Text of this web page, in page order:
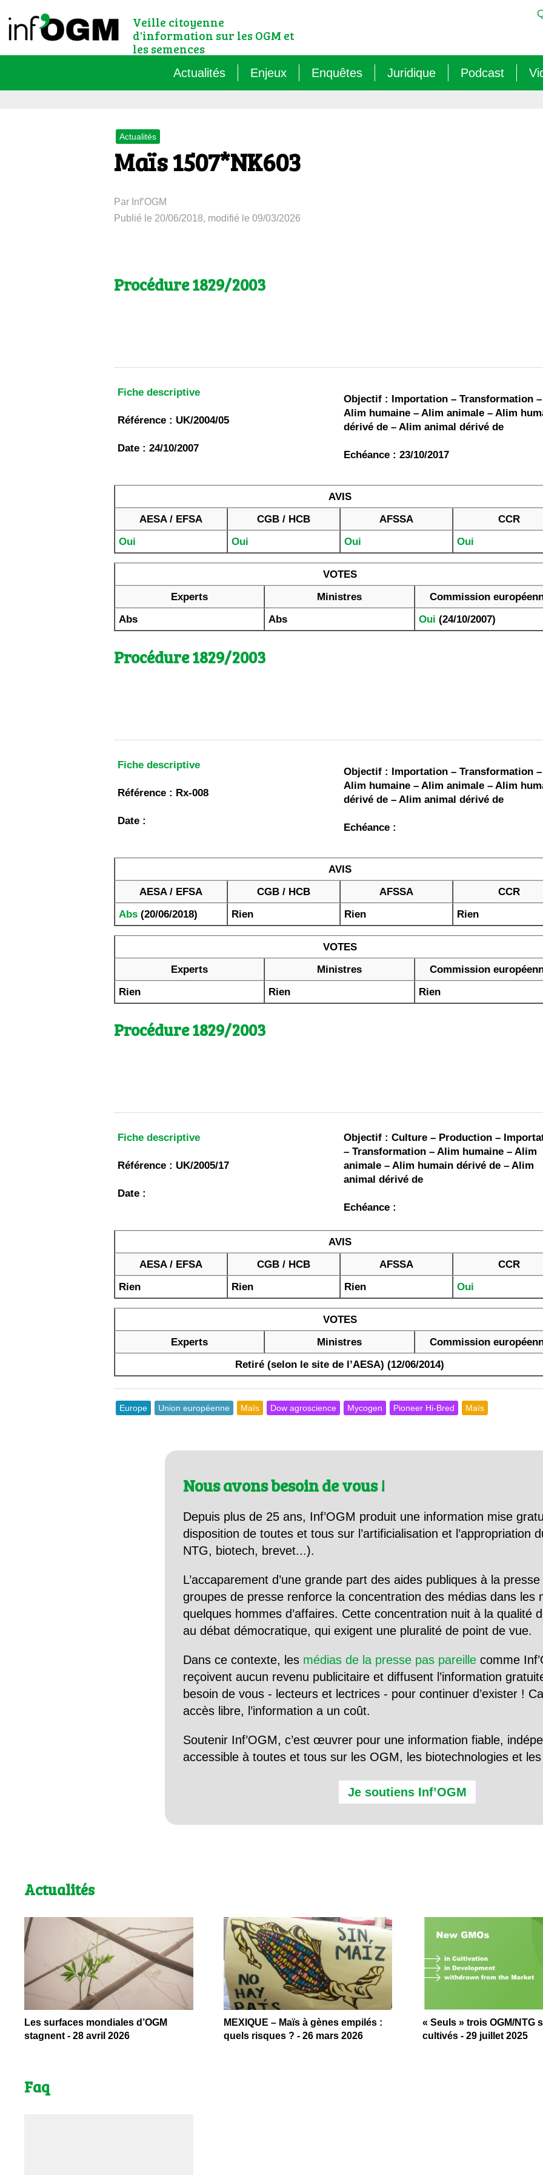
Veille citoyenne
d'information sur les OGM et
les semences
Actualités Enjeux
Le cadre réglementaire européen des OGM
Enquêtes Juridique Podcast
Actualités
Maïs 1507*NK603
Par Inf’OGM
Publié le 20/06/2018, modifié le 09/03/2026
Procédure 1829/2003
Fiche descriptive
Référence : UK/2004/05
Date : 24/10/2007
Objectif : Importation – Transformation –
Alim humaine – Alim animale – Alim
dérivé de – Alim animal dérivé de
Echéance : 23/10/2017
AVIS
AESA / EFSA
CGB / HCB AFSSA
CCR
Oui
Oui Oui Oui
VOTES
Experts
Ministres
Commission
Abs
Abs Oui (24/10/2007)
Procédure 1829/2003
Fiche descriptive
Référence : Rx-008
Date :
Objectif : Importation – Transformation –
Alim humaine – Alim animale – Alim
dérivé de – Alim animal dérivé de
Echéance :
AVIS
AESA / EFSA
CGB / HCB AFSSA
CCR
Abs (20/06/2018) Rien Rien Rien
VOTES
Experts
Ministres
Commission
Rien
Rien Rien
Procédure 1829/2003
Fiche descriptive
Référence : UK/2005/17
Date :
Objectif : Culture – Production –
– Transformation – Alim humaine – Alim
animale – Alim humain dérivé de – Alim
animal dérivé de
Echéance :
AVIS
AESA / EFSA
CGB / HCB AFSSA
CCR
Rien
Rien Rien Oui
VOTES
Experts
Ministres
Commission
Retiré (selon le site de l’AESA) (12/06/2014)
Europe Union européenne Maïs Dow agroscience Mycogen Pioneer Hi-Bred Maïs
Nous avons besoin de vous !
Depuis plus de 25 ans, Inf’OGM produit une information mise
disposition de toutes et tous sur l’artificialisation et l’appropriation
NTG, biotech, brevet...).
L’accaparement d’une grande part des aides publiques à la
groupes de presse renforce la concentration des médias dans les
quelques hommes d’affaires. Cette concentration nuit à la qualité
au débat démocratique, qui exigent une pluralité de point de vue.
Dans ce contexte, les médias de la presse pas pareille comme
reçoivent aucun revenu publicitaire et diffusent l’information
besoin de vous - lecteurs et lectrices - pour continuer d’exister !
accès libre, l’information a un coût.
Soutenir Inf’OGM, c’est œuvrer pour une information fiable,
accessible à toutes et tous sur les OGM, les biotechnologies et
Je soutiens Inf’OGM
Actualités
Les surfaces mondiales d’OGM
stagnent - 28 avril 2026
MEXIQUE – Maïs à gènes empilés :
quels risques ? - 26 mars 2026
« Seuls » trois OGM/NTG
cultivés - 29 juillet 2025
Faq